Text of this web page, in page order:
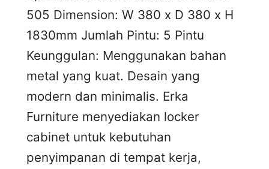
505 Dimension: W 380 x D 380 x H
1830mm Jumlah Pintu: 5 Pintu
Keunggulan: Menggunakan bahan
metal yang kuat. Desain yang
modern dan minimalis. Erka
Furniture menyediakan locker
cabinet untuk kebutuhan
penyimpanan di tempat kerja,